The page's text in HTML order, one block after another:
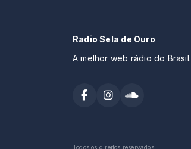
Radio Sela de Ouro
A melhor web rádio do Brasil.
Todos os direitos reservados.